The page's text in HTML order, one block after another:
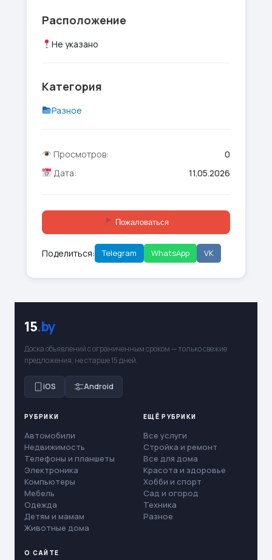
Расположение
Не указано
Категория
Разное
Просмотров:
0
Дата:
11.05.2026
Пожаловаться
Поделиться: Telegram WhatsApp VK
15.by
Доска объявлений с ограниченным сроком — только свежие
предложения, не старше 15 дней.
iOS Android
РУБРИКИ
Автомобили
Недвижимость
Телефоны и планшеты
Электроника
Компьютеры
Мебель
Одежда
Детям и мамам
Животные дома
ЕЩЁ РУБРИКИ
Все услуги
Стройка и ремонт
Все для дома
Красота и здоровье
Хобби и спорт
Сад и огород
Техника
Разное
О САЙТЕ